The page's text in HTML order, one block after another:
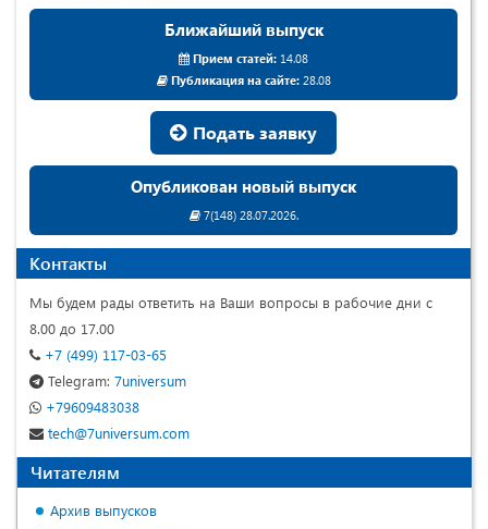
Ближайший выпуск
Прием статей: 14.08
Публикация на сайте:28.08
Подать заявку
Опубликован новый выпуск
7(148) 28.07.2026.
Контакты
Мы будем рады ответить на Ваши вопросы в рабочие дни с
8.00 до 17.00
+7 (499) 117-03-65
Telegram: 7universum
+79609483038
tech@7universum.com
Читателям
Архив выпусков